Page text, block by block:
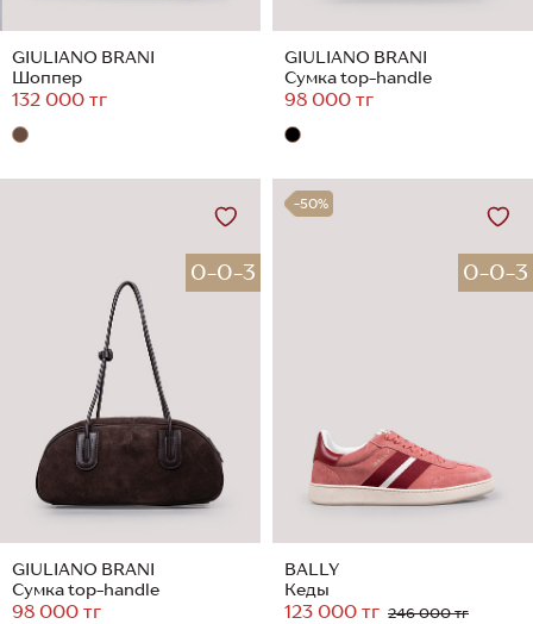
GIULIANO BRANI
Шоппер
132 000 тг
GIULIANO BRANI
Сумка top-handle
98 000 тг
0-0-3
GIULIANO BRANI
Сумка top-handle
98 000 тг
-50%
0-0-3
BALLY
Кеды
123 000 тг 246 000 тг